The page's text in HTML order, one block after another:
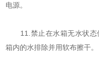
电源。
11.禁止在水箱无水状态
箱内的水排除并用软布擦干。